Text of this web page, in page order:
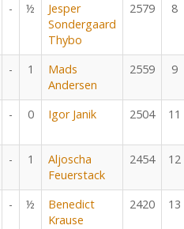
- ½
Jesper
Sondergaard
Thybo
2579 8
- 1
Mads
Andersen
2559 9
- 0 Igor Janik 2504 11
- 1
Aljoscha
Feuerstack
2454 12
- ½
Benedict
Krause
2420 13